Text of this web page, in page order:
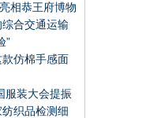
相恭王府博物
幕
合交通运输
”
仿棉手感面
服装大会提振
织品检测细